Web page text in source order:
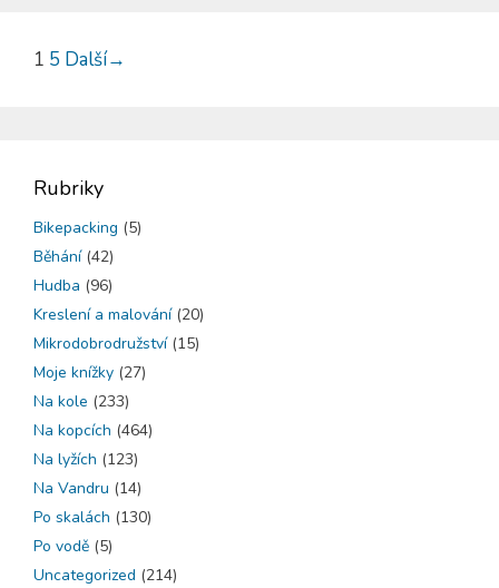
1 5 Další→
Rubriky
Bikepacking (5)
Běhání(42)
Hudba (96)
Kreslení a malování(20)
Mikrodobrodružství(15)
Moje knížky (27)
Na kole (233)
Na kopcích (464)
Na lyžích (123)
Na Vandru (14)
Po skalách (130)
Po vodě (5)
Uncategorized (214)